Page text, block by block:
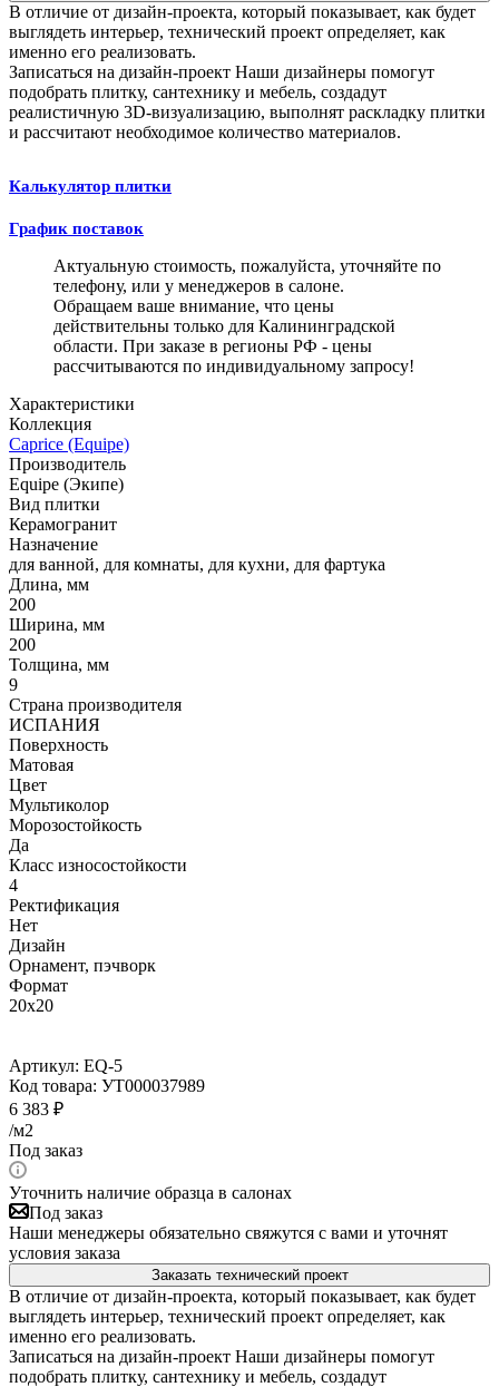
В отличие от дизайн-проекта, который показывает, как будет
выглядеть интерьер, технический проект определяет, как
именно его реализовать.
Записаться на дизайн-проект Наши дизайнеры помогут
подобрать плитку, сантехнику и мебель, создадут
реалистичную 3D-визуализацию, выполнят раскладку плитки
и рассчитают необходимое количество материалов.
Калькулятор плитки
График поставок
Актуальную стоимость, пожалуйста, уточняйте по
телефону, или у менеджеров в салоне.
Обращаем ваше внимание, что цены
действительны только для Калининградской
области. При заказе в регионы РФ - цены
рассчитываются по индивидуальному запросу!
Характеристики
Коллекция
Caprice (Equipe)
Производитель
Equipe (Экипе)
Вид плитки
Керамогранит
Назначение
для ванной, для комнаты, для кухни, для фартука
Длина, мм
200
Ширина, мм
200
Толщина, мм
9
Страна производителя
ИСПАНИЯ
Поверхность
Матовая
Цвет
Мультиколор
Морозостойкость
Да
Класс износостойкости
4
Ректификация
Нет
Дизайн
Орнамент, пэчворк
Формат
20x20
Артикул: EQ-5
Код товара: УТ000037989
6 383 ₽
/м2
Под заказ
Уточнить наличие образца в салонах
Под заказ
Наши менеджеры обязательно свяжутся с вами и уточнят
условия заказа
Заказать технический проект
В отличие от дизайн-проекта, который показывает, как будет
выглядеть интерьер, технический проект определяет, как
именно его реализовать.
Записаться на дизайн-проект Наши дизайнеры помогут
подобрать плитку, сантехнику и мебель, создадут